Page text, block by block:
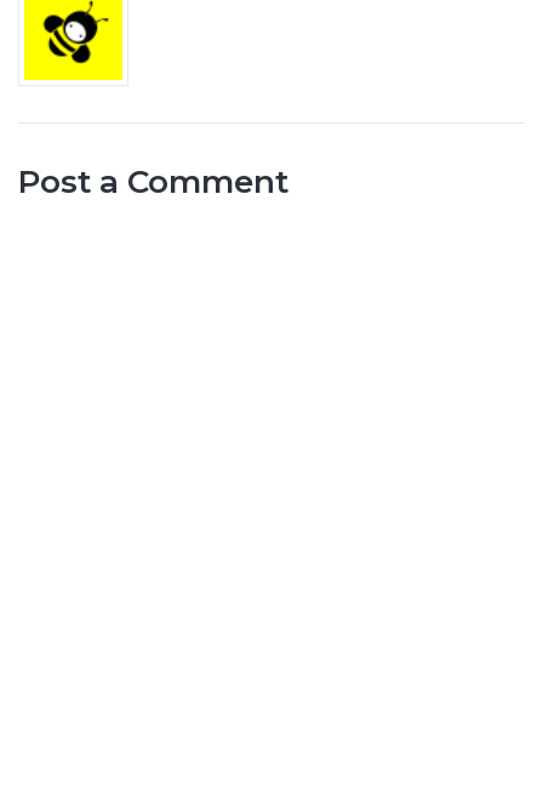
Post a Comment